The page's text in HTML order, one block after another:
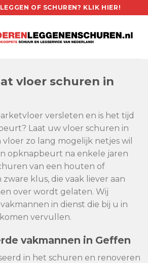
OF SCHUREN? KLIK HIER!
vloer schuren in
versleten en is het tijd
Laat uw vloer schuren in
vloer zo lang mogelijk netjes wil
opknapbeurt na enkele jaren
van een houten of
klus, die vaak liever aan
over wordt gelaten. Wij
in dienst die bij u in
vervullen.
vakmannen in Geffen
in het schuren en renoveren